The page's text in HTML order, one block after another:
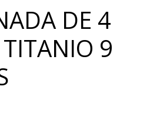
DE 4
9